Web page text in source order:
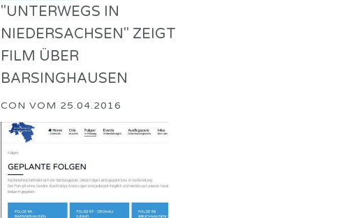
"UNTERWEGS IN
NIEDERSACHSEN" ZEIGT
FILM ÜBER
BARSINGHAUSEN
CON VOM 25.04.2016